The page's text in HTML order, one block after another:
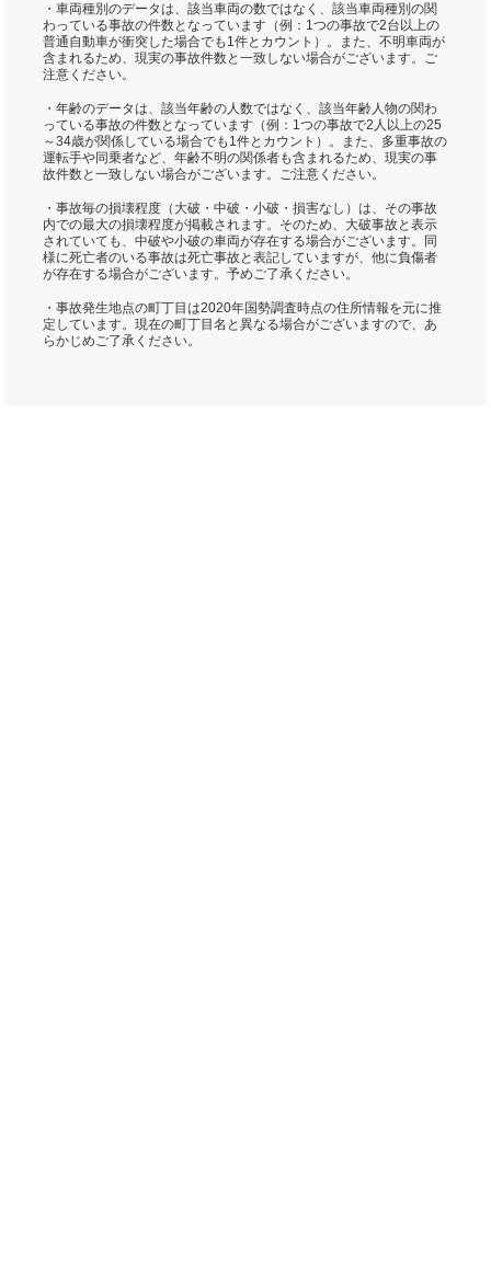
・車両種別のデータは、該当車両の数ではなく、該当車両種別の関
わっている事故の件数となっています（例：1つの事故で2台以上の
普通自動車が衝突した場合でも1件とカウント）。また、不明車両が
含まれるため、現実の事故件数と一致しない場合がございます。ご
注意ください。
・年齢のデータは、該当年齢の人数ではなく、該当年齢人物の関わ
っている事故の件数となっています（例：1つの事故で2人以上の25
～34歳が関係している場合でも1件とカウント）。また、多重事故の
運転手や同乗者など、年齢不明の関係者も含まれるため、現実の事
故件数と一致しない場合がございます。ご注意ください。
・事故毎の損壊程度（大破・中破・小破・損害なし）は、その事故
内での最大の損壊程度が掲載されます。そのため、大破事故と表示
されていても、中破や小破の車両が存在する場合がございます。同
様に死亡者のいる事故は死亡事故と表記していますが、他に負傷者
が存在する場合がございます。予めご了承ください。
・事故発生地点の町丁目は2020年国勢調査時点の住所情報を元に推
定しています。現在の町丁目名と異なる場合がございますので、あ
らかじめご了承ください。